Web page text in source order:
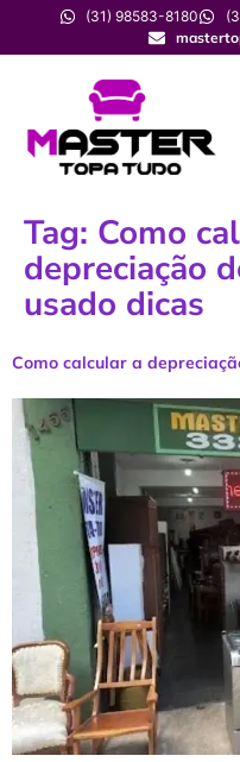
(31) 98583-8180
Tag: Como
depreciação
usado dicas
Como calcular a